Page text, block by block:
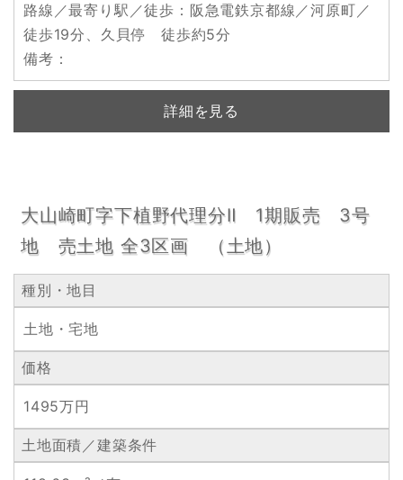
路線／最寄り駅／徒歩 ：阪急電鉄京都線／河原町／
徒歩19分、久貝停 徒歩約5分
備考 ：
詳細を見る
大山崎町字下植野代理分Ⅱ 1期販売 3号
地 売土地 全3区画 （土地）
種別・地目
土地・宅地
価格
1495万円
土地面積／建築条件